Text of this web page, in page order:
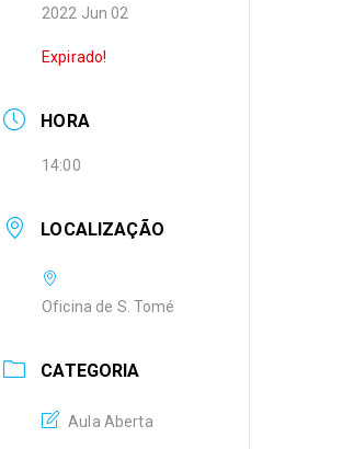
2022 Jun 02
Expirado!
HORA
14:00
LOCALIZAÇÃO
Oficina de S. Tomé
CATEGORIA
Aula Aberta